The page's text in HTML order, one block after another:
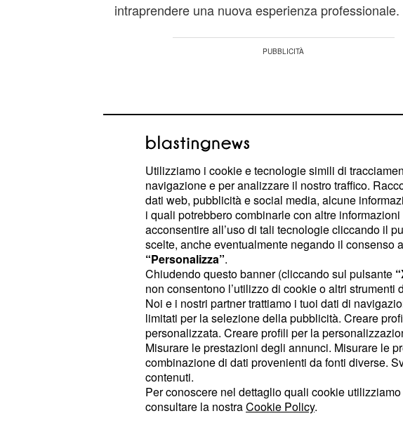
intraprendere una nuova esperienza professionale.
L'Inter è fortemenete interessata al giocatore
avrebbe già offerto un contratto di quattro anni per
assicurarsene le prestazioni, ma dovrà vedersela
concorrenza proprio di Milan e Juventus, che
nerazzurri ne apprezzano particolarmente la
Hermoso sa giocare difensore centrale sia in una
che a 4 e all'occorrenza potrebbe andare a ricoprire
Utilizziamo i cookie e tecnologie simili di
navigazione e per analizzare il nostro traffico.
dati web, pubblicità e social media, alcune
i quali potrebbero combinarle con altre
acconsentire all’uso di tali tecnologie cliccando il
scelte, anche eventualmente negando il consenso
“Personalizza”.
Chiudendo questo banner (cliccando sul pulsante
non consentono l’utilizzo di cookie o altri
Noi e i nostri partner trattiamo i tuoi dati di
limitati per la selezione della pubblicità. Creare
personalizzata. Creare profili per la
Misurare le prestazioni degli annunci. Misurare le
combinazione di dati provenienti da fonti diverse.
contenuti.
Per conoscere nel dettaglio quali cookie
consultare la nostraCookie Policy.